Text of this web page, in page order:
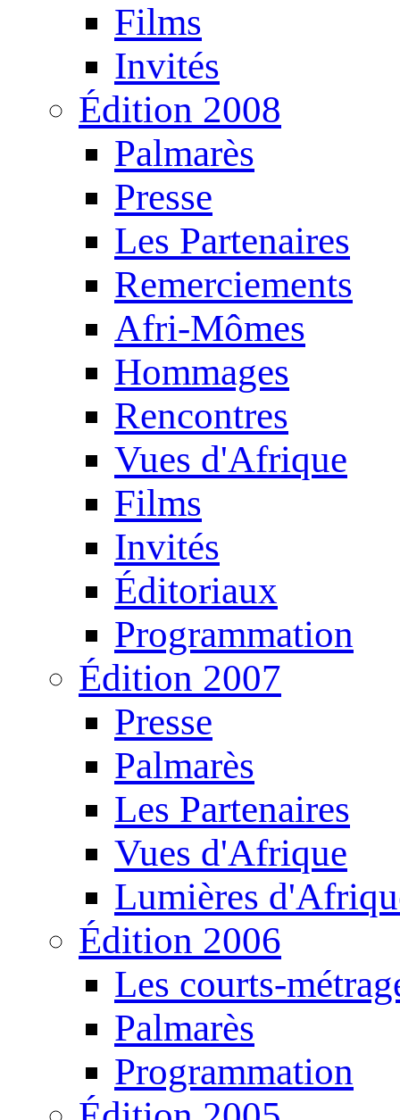
Films
Invités
Édition 2008
Palmarès
Presse
Les Partenaires
Remerciements
Afri-Mômes
Hommages
Rencontres
Vues d'Afrique
Films
Invités
Éditoriaux
Programmation
Édition 2007
Presse
Palmarès
Les Partenaires
Vues d'Afrique
Lumières
Édition 2006
Les courts-
Palmarès
Programmation